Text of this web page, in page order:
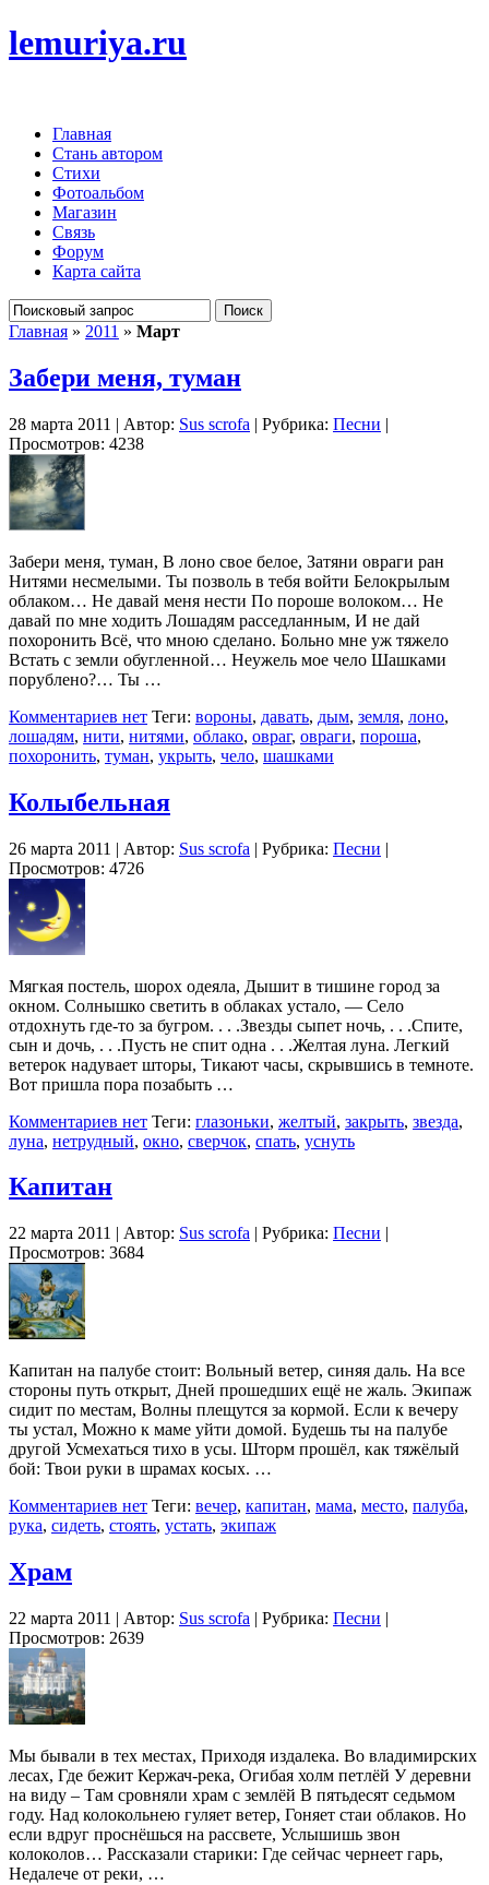
lemuriya.ru
Главная
Стань автором
Стихи
Фотоальбом
Магазин
Связь
Форум
Карта сайта
Главная » 2011 » Март
Забери меня, туман
28 марта 2011 | Автор: Sus scrofa | Рубрика: Песни |
Просмотров: 4238
Забери меня, туман, В лоно свое белое, Затяни овраги ран
Нитями несмелыми. Ты позволь в тебя войти Белокрылым
облаком… Не давай меня нести По пороше волоком… Не
давай по мне ходить Лошадям расседланным, И не дай
похоронить Всё, что мною сделано. Больно мне уж тяжело
Встать с земли обугленной… Неужель мое чело Шашками
порублено?… Ты …
Комментариев нет Теги: вороны, давать, дым, земля, лоно,
лошадям, нити, нитями, облако, овраг, овраги, пороша,
похоронить, туман, укрыть, чело, шашками
Колыбельная
26 марта 2011 | Автор: Sus scrofa | Рубрика: Песни |
Просмотров: 4726
Мягкая постель, шорох одеяла, Дышит в тишине город за
окном. Солнышко светить в облаках устало, — Село
отдохнуть где-то за бугром. . . .Звезды сыпет ночь, . . .Спите,
сын и дочь, . . .Пусть не спит одна . . .Желтая луна. Легкий
ветерок надувает шторы, Тикают часы, скрывшись в темноте.
Вот пришла пора позабыть …
Комментариев нет Теги: глазоньки, желтый, закрыть, звезда,
луна, нетрудный, окно, сверчок, спать, уснуть
Капитан
22 марта 2011 | Автор: Sus scrofa | Рубрика: Песни |
Просмотров: 3684
Капитан на палубе стоит: Вольный ветер, синяя даль. На все
стороны путь открыт, Дней прошедших ещё не жаль. Экипаж
сидит по местам, Волны плещутся за кормой. Если к вечеру
ты устал, Можно к маме уйти домой. Будешь ты на палубе
другой Усмехаться тихо в усы. Шторм прошёл, как тяжёлый
бой: Твои руки в шрамах косых. …
Комментариев нет Теги: вечер, капитан, мама, место, палуба,
рука, сидеть, стоять, устать, экипаж
Храм
22 марта 2011 | Автор: Sus scrofa | Рубрика: Песни |
Просмотров: 2639
Мы бывали в тех местах, Приходя издалека. Во владимирских
лесах, Где бежит Кержач-река, Огибая холм петлёй У деревни
на виду – Там сровняли храм с землёй В пятьдесят седьмом
году. Над колокольнею гуляет ветер, Гоняет стаи облаков. Но
если вдруг проснёшься на рассвете, Услышишь звон
колоколов… Рассказали старики: Где сейчас чернеет гарь,
Недалече от реки, …